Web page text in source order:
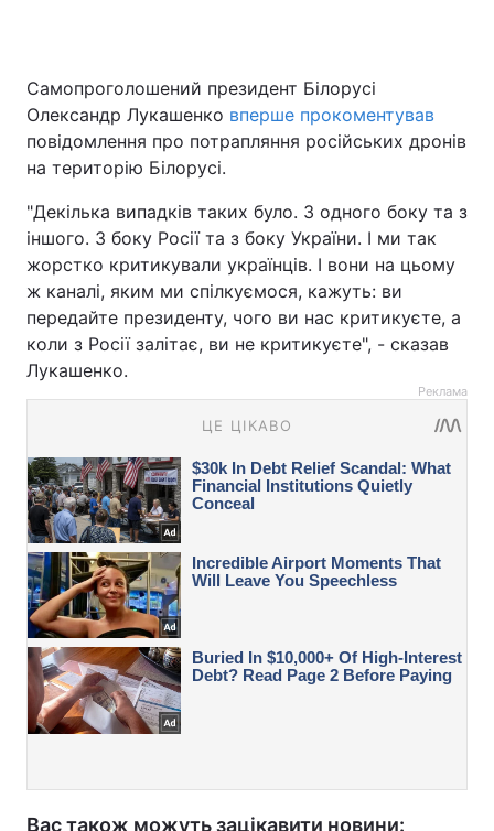
Самопроголошений президент Білорусі
Олександр Лукашенко вперше прокоментував
повідомлення про потрапляння російських дронів
на територію Білорусі.
"Декілька випадків таких було. З одного боку та з
іншого. З боку Росії та з боку України. І ми так
жорстко критикували українців. І вони на цьому
ж каналі, яким ми спілкуємося, кажуть: ви
передайте президенту, чого ви нас критикуєте, а
коли з Росії залітає, ви не критикуєте", - сказав
Лукашенко.
Реклама
Вас також можуть зацікавити новини: